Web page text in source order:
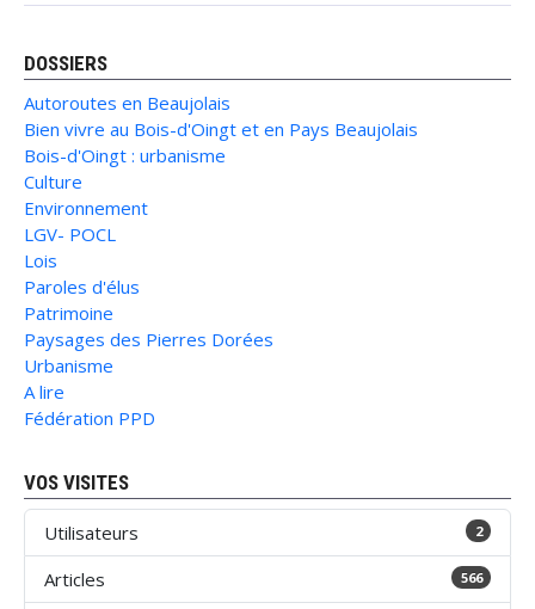
DOSSIERS
Autoroutes en Beaujolais
Bien vivre au Bois-d'Oingt et en Pays Beaujolais
Bois-d'Oingt : urbanisme
Culture
Environnement
LGV- POCL
Lois
Paroles d'élus
Patrimoine
Paysages des Pierres Dorées
Urbanisme
A lire
Fédération PPD
VOS VISITES
Utilisateurs 2
Articles 566